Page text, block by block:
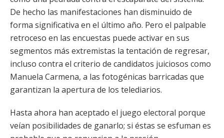
De hecho las manifestaciones han disminuido de
forma significativa en el último año. Pero el palpable
retroceso en las encuestas puede activar en sus
segmentos más extremistas la tentación de regresar,
incluso contra el criterio de candidatos juiciosos como
Manuela Carmena, a las fotogénicas barricadas que
garantizan la apertura de los telediarios.
Hasta ahora han aceptado el juego electoral porque
veían posibilidades de ganarlo; si éstas se esfuman es